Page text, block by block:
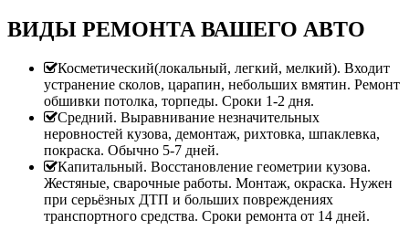
ВИДЫ РЕМОНТА ВАШЕГО АВТО
Косметический(локальный, легкий, мелкий). Входит
устранение сколов, царапин, небольших вмятин. Ремонт
обшивки потолка, торпеды. Сроки 1-2 дня.
Средний. Выравнивание незначительных
неровностей кузова, демонтаж, рихтовка, шпаклевка,
покраска. Обычно 5-7 дней.
Капитальный. Восстановление геометрии кузова.
Жестяные, сварочные работы. Монтаж, окраска. Нужен
при серьёзных ДТП и больших повреждениях
транспортного средства. Сроки ремонта от 14 дней.